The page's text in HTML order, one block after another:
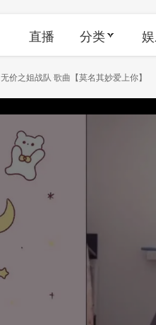
直播 分类
无价之姐战队 歌曲【莫名其妙爱上你】